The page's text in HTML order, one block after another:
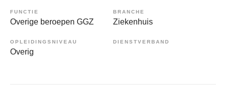
FUNCTIE
Overige beroepen GGZ
BRANCHE
Ziekenhuis
OPLEIDINGSNIVEAU
Overig
DIENSTVERBAND